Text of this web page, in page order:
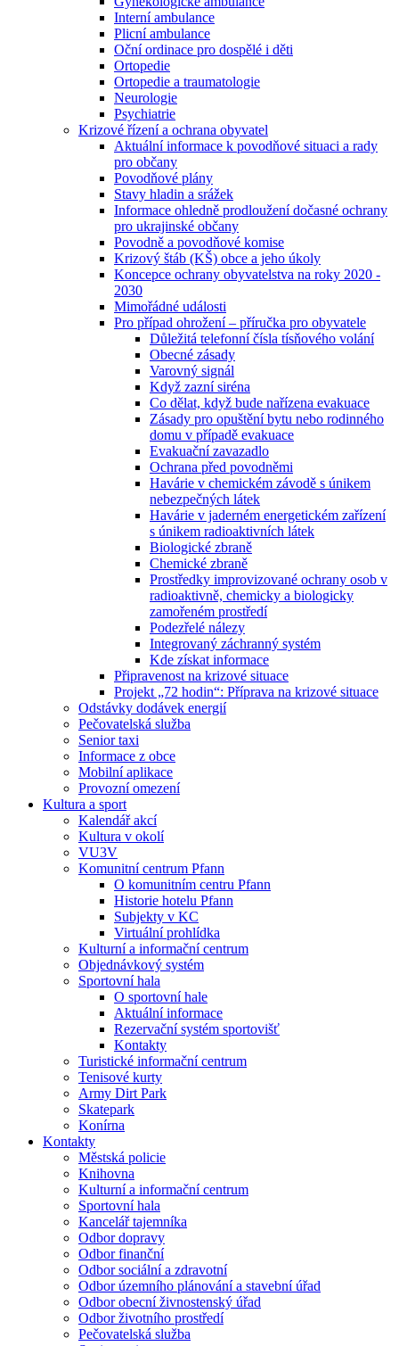
Interní ambulance
Plicní ambulance
Oční ordinace pro dospělé i děti
Ortopedie
Ortopedie a traumatologie
Neurologie
Psychiatrie
Krizové řízení a ochrana obyvatel
Aktuální informace k povodňové situaci a rady
pro občany
Povodňové plány
Stavy hladin a srážek
Informace ohledně prodloužení dočasné ochrany
pro ukrajinské občany
Povodně a povodňové komise
Krizový štáb (KŠ) obce a jeho úkoly
Koncepce ochrany obyvatelstva na roky 2020 -
2030
Mimořádné události
Pro případ ohrožení – příručka pro obyvatele
Důležitá telefonní čísla tísňového volání
Obecné zásady
Varovný signál
Když zazní siréna
Co dělat, když bude nařízena evakuace
Zásady pro opuštění bytu nebo rodinného
domu v případě evakuace
Evakuační zavazadlo
Ochrana před povodněmi
Havárie v chemickém závodě s únikem
nebezpečných látek
Havárie v jaderném energetickém zařízení
s únikem radioaktivních látek
Biologické zbraně
Chemické zbraně
Prostředky improvizované ochrany osob v
radioaktivně, chemicky a biologicky
zamořeném prostředí
Podezřelé nálezy
Integrovaný záchranný systém
Kde získat informace
Připravenost na krizové situace
Projekt „72 hodin“: Příprava na krizové situace
Odstávky dodávek energií
Pečovatelská služba
Senior taxi
Informace z obce
Mobilní aplikace
Provozní omezení
Kultura a sport
Kalendář akcí
Kultura v okolí
VU3V
Komunitní centrum Pfann
O komunitním centru Pfann
Historie hotelu Pfann
Subjekty v KC
Virtuální prohlídka
Kulturní a informační centrum
Objednávkový systém
Sportovní hala
O sportovní hale
Aktuální informace
Rezervační systém sportovišť
Kontakty
Turistické informační centrum
Tenisové kurty
Army Dirt Park
Skatepark
Konírna
Kontakty
Městská policie
Knihovna
Kulturní a informační centrum
Sportovní hala
Kancelář tajemníka
Odbor dopravy
Odbor finanční
Odbor sociální a zdravotní
Odbor územního plánování a stavební úřad
Odbor obecní živnostenský úřad
Odbor životního prostředí
Pečovatelská služba